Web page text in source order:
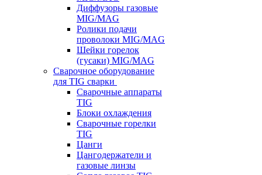
Диффузоры газовые
MIG/MAG
Ролики подачи
проволоки MIG/MAG
Шейки горелок
(гусаки) MIG/MAG
Сварочное оборудование
для TIG сварки
Сварочные аппараты
TIG
Блоки охлаждения
Сварочные горелки
TIG
Цанги
Цангодержатели и
газовые линзы